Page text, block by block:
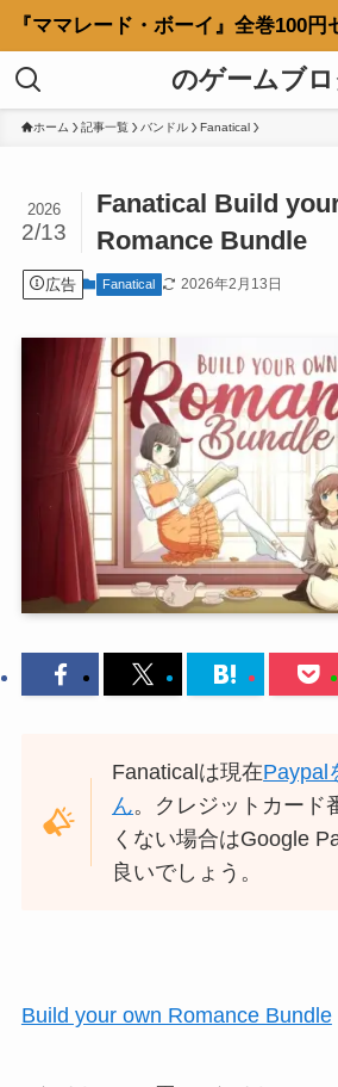
『ママレード・ボーイ』全巻100
のゲームブ
ホーム 記事一覧 バンドル Fanatical
Fanatical Build
Romance Bundle
2026
2/13
広告 Fanatical 2026年2月13日
Fanaticalは現在Paypal
ん。クレジットカード
くない場合はGoogle
良いでしょう。
Build your own Romance Bundle